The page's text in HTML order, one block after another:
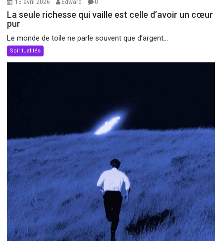
15 avril 2026 Edward 0
La seule richesse qui vaille est celle d’avoir un cœur
pur
Le monde de toile ne parle souvent que d’argent...
Spiritualités